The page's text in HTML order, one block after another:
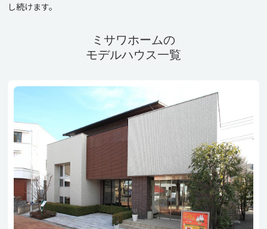
し続けます。
ミサワホームの
モデルハウス一覧